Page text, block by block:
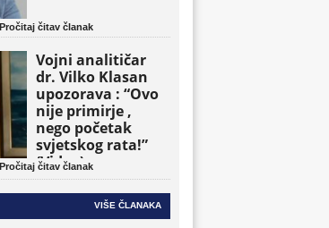
Pročitaj čitav članak
Vojni analitičar
dr. Vilko Klasan
upozorava : “Ovo
nije primirje ,
nego početak
svjetskog rata!”
(Video)
Pročitaj čitav članak
VIŠE ČLANAKA